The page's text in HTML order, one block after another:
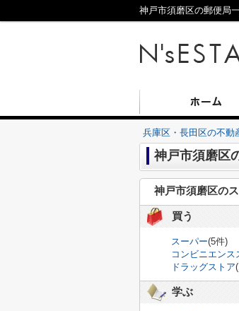
神戸市須磨区の郵便局
兵庫区・長田区の不動
神戸市須磨区
神戸市須磨区の
買う
スーパー(5件)
コンビニエンス
ドラッグストア
学ぶ